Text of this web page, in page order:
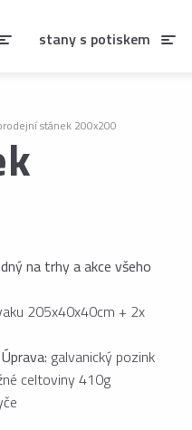
stánek 200x200
na trhy a akce všeho
205x40x40cm + 2x
Úprava: galvanický pozink
celtoviny 410g
stany s potiskem